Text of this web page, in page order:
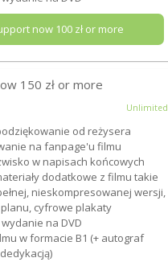
now 100zł or more
150 zł or more
Unlimited
od reżysera
na fanpage'u filmu
w napisach końcowych
dodatkowe z filmu takie
nieskompresowanej wersji,
cyfrowe plakaty
na DVD
w formacie B1 (+ autograf